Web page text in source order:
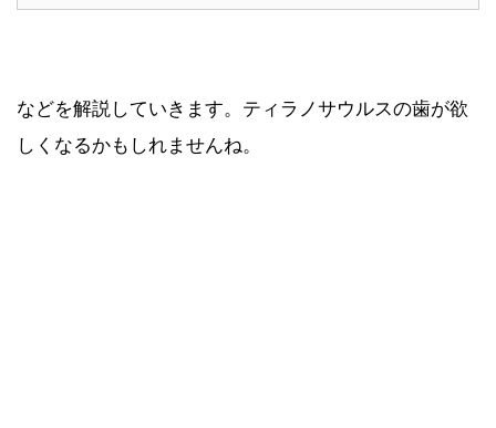
などを解説していきます。ティラノサウルスの歯が欲
しくなるかもしれませんね。